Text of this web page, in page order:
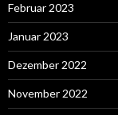
Februar 2023
Januar 2023
Dezember 2022
November 2022